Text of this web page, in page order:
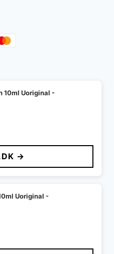
10ml Uoriginal -
→
Uoriginal -